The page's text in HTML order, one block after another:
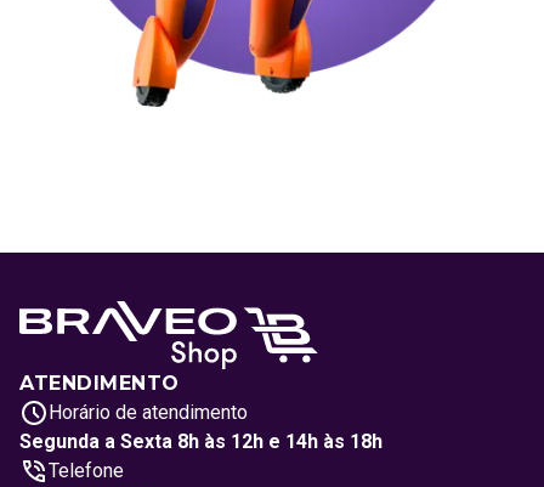
ATENDIMENTO
Horário de atendimento
Segunda a Sexta 8h às 12h e 14h às 18h
Telefone